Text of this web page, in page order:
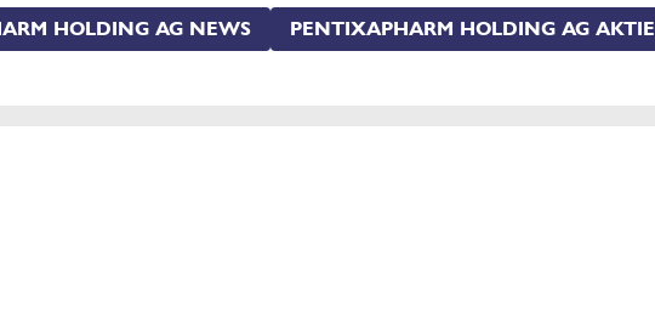
HOLDING AG NEWS PENTIXAPHARM HOLDING AG AKTIE